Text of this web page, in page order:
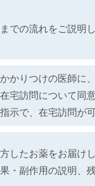
での流れをご説明し
かりつけの医師に、
宅訪問について同
指示で、在宅訪問が
したお薬をお届けし
・副作用の説明、